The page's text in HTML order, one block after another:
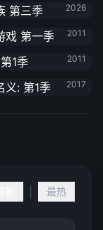
2026
一季
2011
2011
第1季
2017
最热